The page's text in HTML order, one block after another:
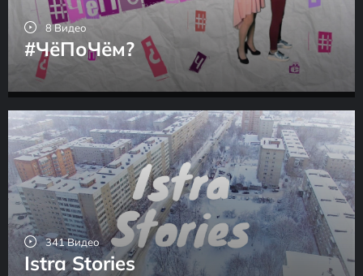
8 Видео
#ЧёПоЧём?
341 Видео
Istra Stories